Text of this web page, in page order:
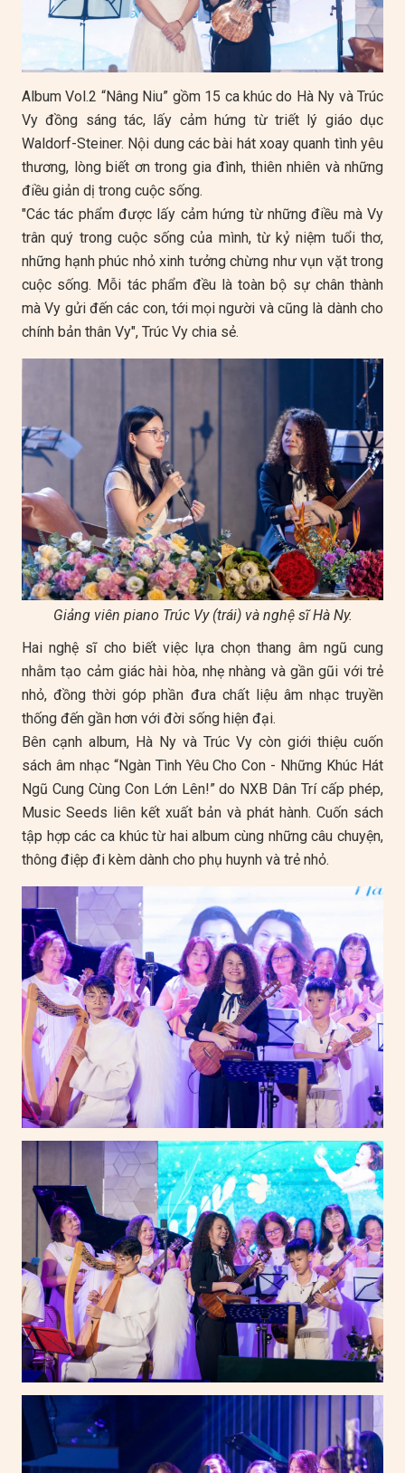
Album Vol.2 “Nâng Niu” gồm 15 ca khúc do Hà Ny và Trúc
Vy đồng sáng tác, lấy cảm hứng từ triết lý giáo dục
Waldorf-Steiner. Nội dung các bài hát xoay quanh tình yêu
thương, lòng biết ơn trong gia đình, thiên nhiên và những
điều giản dị trong cuộc sống.
"Các tác phẩm được lấy cảm hứng từ những điều mà Vy
trân quý trong cuộc sống của mình, từ kỷ niệm tuổi thơ,
những hạnh phúc nhỏ xinh tưởng chừng như vụn vặt trong
cuộc sống. Mỗi tác phẩm đều là toàn bộ sự chân thành
mà Vy gửi đến các con, tới mọi người và cũng là dành cho
chính bản thân Vy", Trúc Vy chia sẻ.
Giảng viên piano Trúc Vy (trái) và nghệ sĩ Hà Ny.
Hai nghệ sĩ cho biết việc lựa chọn thang âm ngũ cung
nhằm tạo cảm giác hài hòa, nhẹ nhàng và gần gũi với trẻ
nhỏ, đồng thời góp phần đưa chất liệu âm nhạc truyền
thống đến gần hơn với đời sống hiện đại.
Bên cạnh album, Hà Ny và Trúc Vy còn giới thiệu cuốn
sách âm nhạc “Ngàn Tình Yêu Cho Con - Những Khúc Hát
Ngũ Cung Cùng Con Lớn Lên!” do NXB Dân Trí cấp phép,
Music Seeds liên kết xuất bản và phát hành. Cuốn sách
tập hợp các ca khúc từ hai album cùng những câu chuyện,
thông điệp đi kèm dành cho phụ huynh và trẻ nhỏ.